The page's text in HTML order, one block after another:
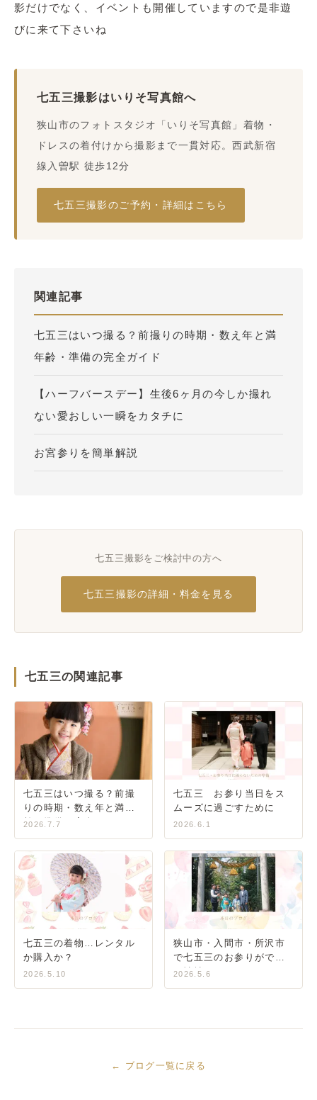
影だけでなく、イベントも開催していますので是非遊
びに来て下さいね
七五三撮影はいりそ写真館へ
狭山市のフォトスタジオ「いりそ写真館」着物・
ドレスの着付けから撮影まで一貫対応。西武新宿
線入曽駅 徒歩12分
七五三撮影のご予約・詳細はこちら
関連記事
七五三はいつ撮る？前撮りの時期・数え年と満
年齢・準備の完全ガイド
【ハーフバースデー】生後6ヶ月の今しか撮れ
ない愛おしい一瞬をカタチに
お宮参りを簡単解説
七五三撮影をご検討中の方へ
七五三撮影の詳細・料金を見る
七五三の関連記事
七五三はいつ撮る？前撮
りの時期・数え年と満年
齢・準備の完全ガイド
2026.7.7
七五三 お参り当日をス
ムーズに過ごすために
2026.6.1
七五三の着物…レンタル
か購入か？
2026.5.10
狭山市・入間市・所沢市
で七五三のお参りができ
る神社
2026.5.6
← ブログ一覧に戻る